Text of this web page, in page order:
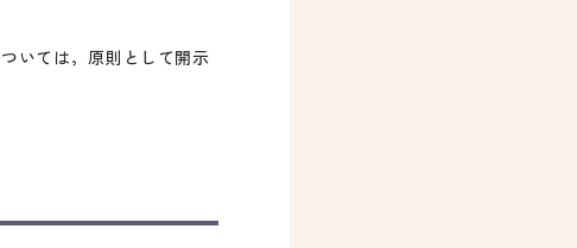
いては，原則として開示